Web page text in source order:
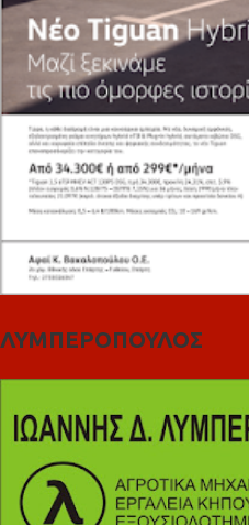
ΛΥΜΠΕΡΟΠΟΥΛΟΣ